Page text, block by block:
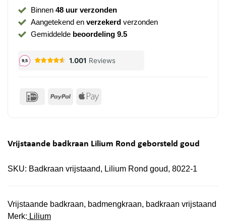
Binnen 48 uur verzonden
Aangetekend en verzekerdverzonden
Gemiddelde beoordeling 9.5
IDeal PayPal Apple
Vrijstaande badkraan Lilium Rond geborsteld goud
SKU: Badkraan vrijstaand, Lilium Rond goud, 8022-1
Vrijstaande badkraan, badmengkraan, badkraan vrijstaand
Merk: Lilium